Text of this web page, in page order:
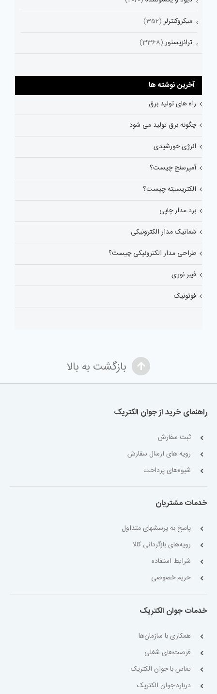
میکروکنترلر (352)
ترانزیستور (3368)
آخرین نوشته ها
راه های تولید برق
چگونه برق تولید می شود
انرژی خورشیدی
آمپرسنج چیست؟
الکتریسیته چیست؟
برد مدار چاپی
شماتیک مدار الکترونیکی
طراحی مدار الکترونیکی چیست؟
فیبر نوری
فوتونیک
بازگشت به بالا
راهنمای خرید از جوان الکتریک
ثبت سفارش
رویه های ارسال سفارش
شیوه‌های پرداخت
خدمات مشتریان
پاسخ به پرسشهای متداول
رویه‌های بازگردانی کالا
شرایط استفاده
حریم خصوصی
خدمات جوان الکتریک
همکاری با سازمان‌ها
فرصت‌های شغلی
تماس با جوان الکتریک
درباره جوان الکتریک